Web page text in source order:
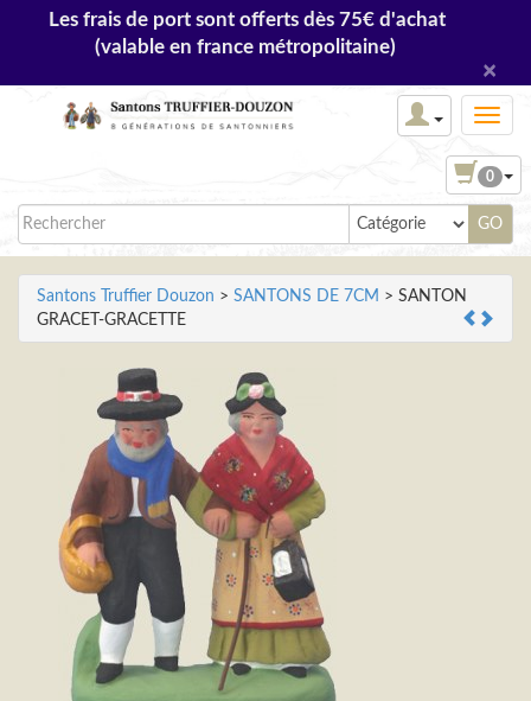
Les frais de port sont offerts dès 75€ d'achat
(valable en france métropolitaine)
×
0
Santons Truffier Douzon > SANTONS DE 7CM > SANTON
GRACET-GRACETTE